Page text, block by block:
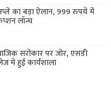
का बड़ा ऐलान, 999 रुपये में
लॉन्च
सरोकार पर जोर, एसडी
में हुई कार्यशाला